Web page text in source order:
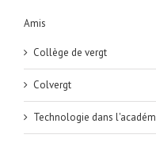
Amis
Collège de vergt
Colvergt
Technologie dans